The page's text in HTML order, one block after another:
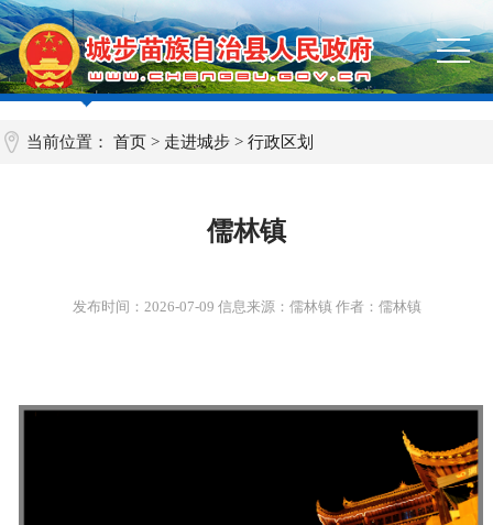
当前位置：首页 > 走进城步 >行政区划
儒林镇
发布时间： 2026-07-09 信息来源：儒林镇 作者：儒林镇